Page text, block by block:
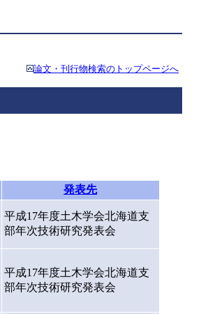
論文・刊行物検索のトップページへ
発表先
平成17年度土木学会北海道支
部年次技術研究発表会
平成17年度土木学会北海道支
部年次技術研究発表会